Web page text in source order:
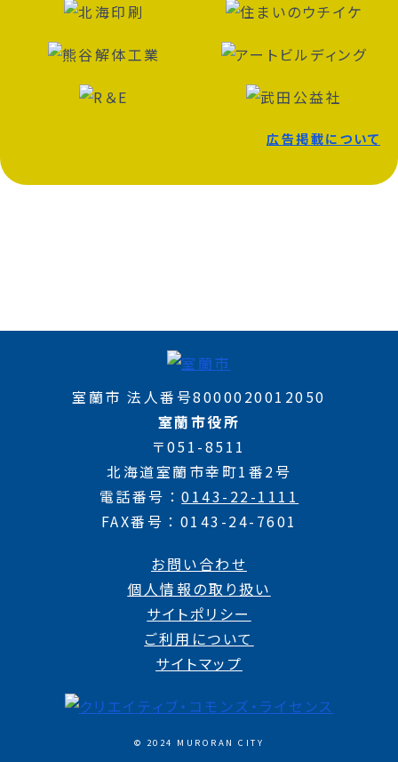
広告掲載について
室蘭市 法人番号8000020012050
室蘭市役所
〒051-8511
北海道室蘭市幸町1番2号
電話番号
0143-22-1111
FAX番号
0143-24-7601
お問い合わせ
個人情報の取り扱い
サイトポリシー
ご利用について
サイトマップ
© 2024 MURORAN CITY